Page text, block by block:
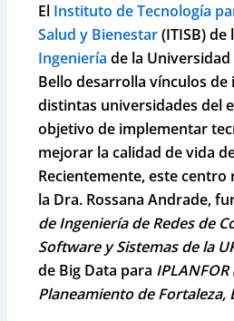
El Instituto de Tecnología
Salud y Bienestar(ITISB)de
Ingeniería de la
Bellodesarrolla vínculos de
distintas universidades del
objetivo de implementar
mejorar la calidad de vida
Recientemente, este centro
la Dra. Rossana Andrade,
de Ingeniería de Redes de
Software y Sistemas de la
de Big Data para
Planeamiento de Fortaleza,